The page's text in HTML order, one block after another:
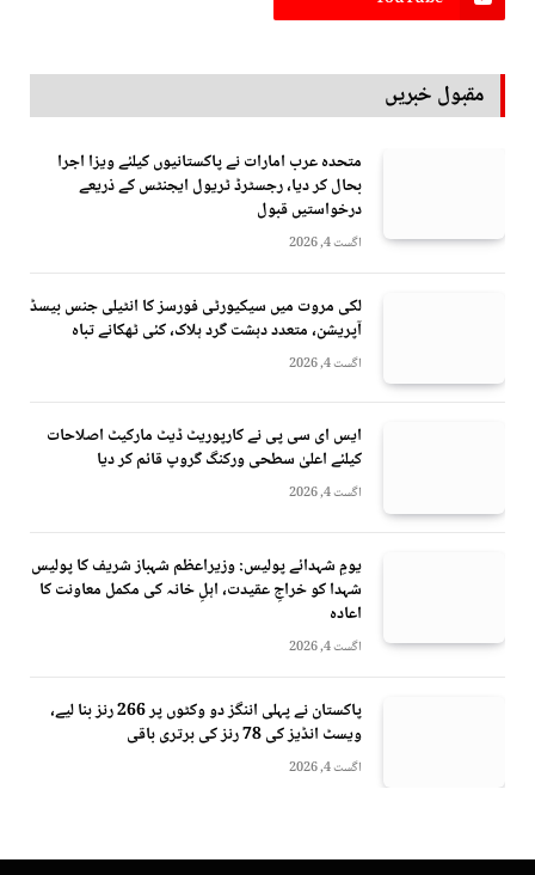
مقبول خبریں
متحدہ عرب امارات نے پاکستانیوں کیلئے ویزا اجرا
بحال کر دیا، رجسٹرڈ ٹریول ایجنٹس کے ذریعے
درخواستیں قبول
اگست 4, 2026
لکی مروت میں سیکیورٹی فورسز کا انٹیلی جنس بیسڈ
آپریشن، متعدد دہشت گرد ہلاک، کئی ٹھکانے تباہ
اگست 4, 2026
ایس ای سی پی نے کارپوریٹ ڈیٹ مارکیٹ اصلاحات
کیلئے اعلیٰ سطحی ورکنگ گروپ قائم کر دیا
اگست 4, 2026
یومِ شہدائے پولیس: وزیراعظم شہباز شریف کا پولیس
شہدا کو خراجِ عقیدت، اہلِ خانہ کی مکمل معاونت کا
اعادہ
اگست 4, 2026
پاکستان نے پہلی اننگز دو وکٹوں پر 266 رنز بنا لیے،
ویسٹ انڈیز کی 78 رنز کی برتری باقی
اگست 4, 2026